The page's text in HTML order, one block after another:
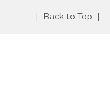
| Back to Top |